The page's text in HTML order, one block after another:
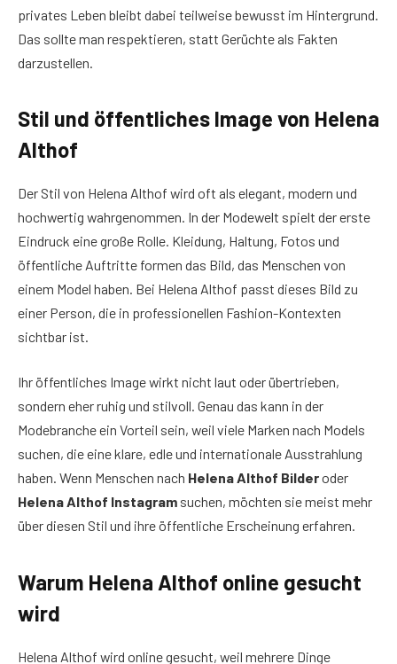
privates Leben bleibt dabei teilweise bewusst im Hintergrund.
Das sollte man respektieren, statt Gerüchte als Fakten
darzustellen.
Stil und öffentliches Image von Helena
Althof
Der Stil von Helena Althof wird oft als elegant, modern und
hochwertig wahrgenommen. In der Modewelt spielt der erste
Eindruck eine große Rolle. Kleidung, Haltung, Fotos und
öffentliche Auftritte formen das Bild, das Menschen von
einem Model haben. Bei Helena Althof passt dieses Bild zu
einer Person, die in professionellen Fashion-Kontexten
sichtbar ist.
Ihr öffentliches Image wirkt nicht laut oder übertrieben,
sondern eher ruhig und stilvoll. Genau das kann in der
Modebranche ein Vorteil sein, weil viele Marken nach Models
suchen, die eine klare, edle und internationale Ausstrahlung
haben. Wenn Menschen nach Helena Althof Bilderoder
Helena Althof Instagram suchen, möchten sie meist mehr
über diesen Stil und ihre öffentliche Erscheinung erfahren.
Warum Helena Althof online gesucht
wird
Helena Althof wird online gesucht, weil mehrere Dinge